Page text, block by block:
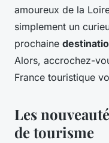
amoureux de la
simplement un
prochaine
Alors, accrochez-
France touristique
Les
de tourisme